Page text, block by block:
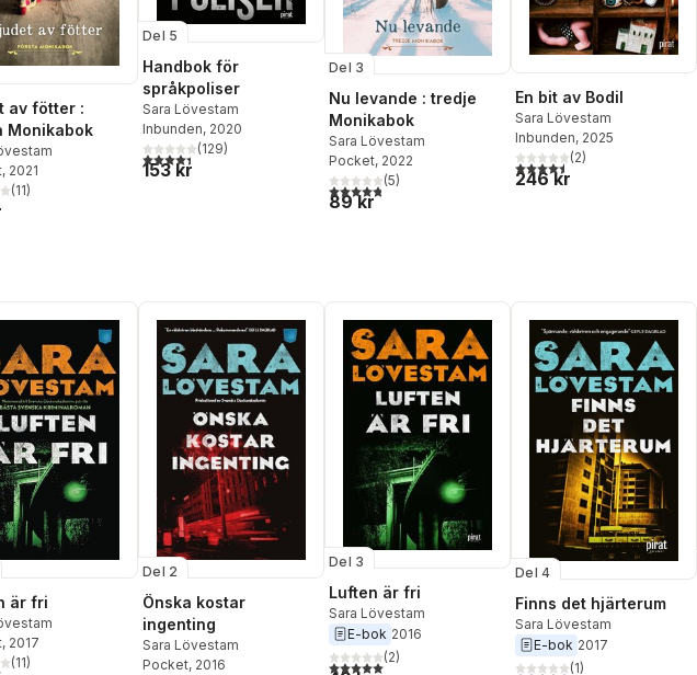
av fötter :
Monikabok
, 2021
5 stjärnor. Totalt antal röster:
(11)
Del 5
Handbok för
språkpoliser
Sara Lövestam
Inbunden, 2020
4,4utav 5 stjärnor. Totalt antal röster:
(129)
153 kr
Del 3
Nu levande : tredje
Monikabok
Sara Lövestam
Pocket, 2022
4,8utav 5 stjärnor. Totalt antal röster:
(5)
89 kr
En bit av Bodil
Sara Lövestam
Inbunden, 2025
4,5utav 5 stjärnor. Totalt
(2)
246 kr
är fri
, 2017
stjärnor. Totalt antal röster:
(11)
Del 2
Önska kostar
ingenting
Sara Lövestam
Pocket, 2016
Del 3
Luften är fri
Sara Lövestam
E-bok 2016
5,0utav 5 stjärnor. Totalt antal röster:
(2)
Del 4
Finns det hjärterum
Sara Lövestam
E-bok 2017
(1)